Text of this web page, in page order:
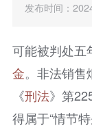
发布时间：
可能被判处五
金。非法销售
《刑法》第
得属于“情节